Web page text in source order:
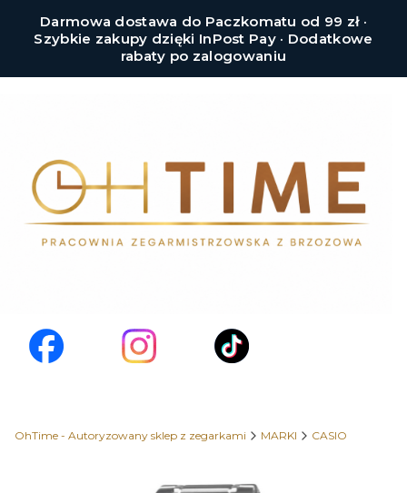
Darmowa dostawa do Paczkomatu od 99 zł ·
Szybkie zakupy dzięki InPost Pay · Dodatkowe
rabaty po zalogowaniu
OhTime - Autoryzowany sklep z zegarkami MARKI CASIO